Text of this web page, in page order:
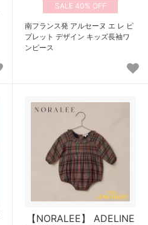
40%
南フランス発 アルセーヌ エ レ ピ
プレット デザイン キッズ長袖ワ
ンピース
【NORALEE】 ADELINE